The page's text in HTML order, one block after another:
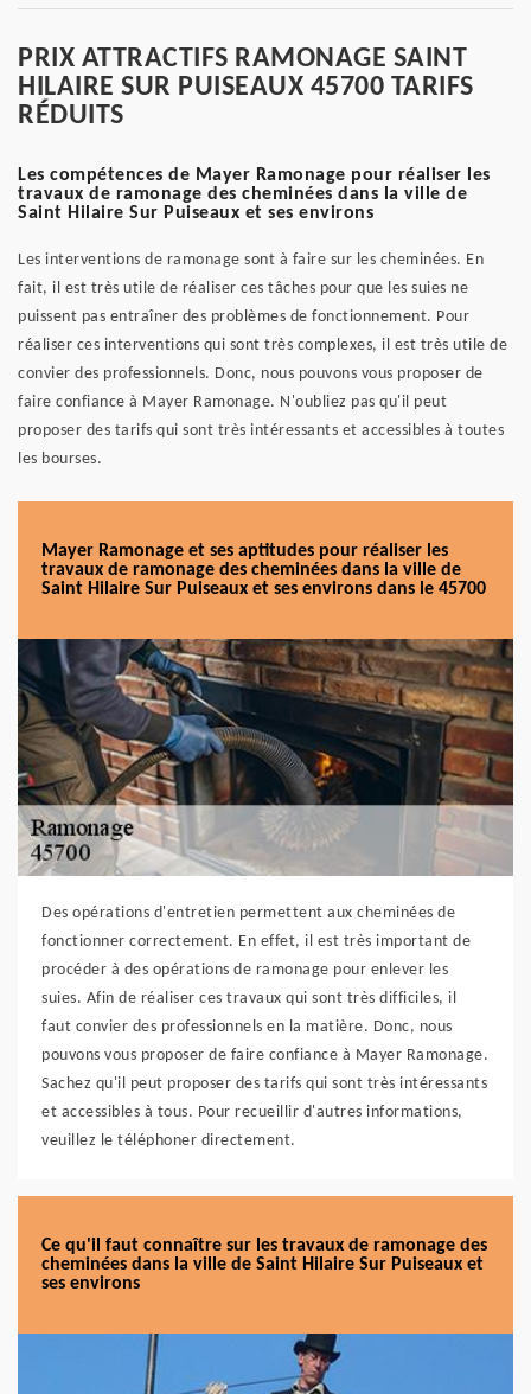
PRIX ATTRACTIFS RAMONAGE SAINT
HILAIRE SUR PUISEAUX 45700 TARIFS
RÉDUITS
Les compétences de Mayer Ramonage pour réaliser les
travaux de ramonage des cheminées dans la ville de
Saint Hilaire Sur Puiseaux et ses environs
Les interventions de ramonage sont à faire sur les cheminées. En
fait, il est très utile de réaliser ces tâches pour que les suies ne
puissent pas entraîner des problèmes de fonctionnement. Pour
réaliser ces interventions qui sont très complexes, il est très utile de
convier des professionnels. Donc, nous pouvons vous proposer de
faire confiance à Mayer Ramonage. N'oubliez pas qu'il peut
proposer des tarifs qui sont très intéressants et accessibles à toutes
les bourses.
Mayer Ramonage et ses aptitudes pour réaliser les
travaux de ramonage des cheminées dans la ville de
Saint Hilaire Sur Puiseaux et ses environs dans le 45700
Des opérations d'entretien permettent aux cheminées de
fonctionner correctement. En effet, il est très important de
procéder à des opérations de ramonage pour enlever les
suies. Afin de réaliser ces travaux qui sont très difficiles, il
faut convier des professionnels en la matière. Donc, nous
pouvons vous proposer de faire confiance à Mayer Ramonage.
Sachez qu'il peut proposer des tarifs qui sont très intéressants
et accessibles à tous. Pour recueillir d'autres informations,
veuillez le téléphoner directement.
Ce qu'il faut connaître sur les travaux de ramonage des
cheminées dans la ville de Saint Hilaire Sur Puiseaux et
ses environs